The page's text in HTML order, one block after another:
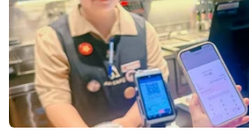
Tổ quốc' - Khắc họa một Việt Nam
vươn mình
03/08/2026 15:58
Xem thêm